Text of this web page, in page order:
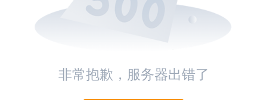
非常抱歉，服务器出错了